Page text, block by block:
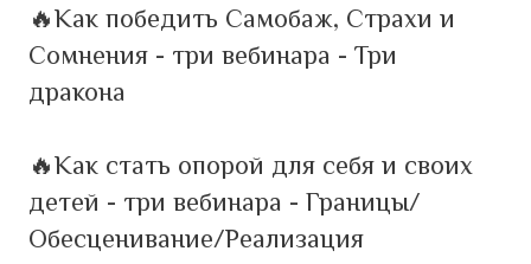
🔥Как победить Самобаж, Страхи и
Сомнения - три вебинара - Три
дракона
🔥Как стать опорой для себя и своих
детей - три вебинара - Границы/
Обесценивание/Реализация